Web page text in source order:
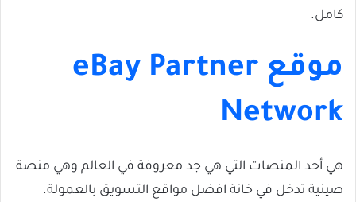
كامل.
موقع eBay Partner
Network
هي أحد المنصات التي هي جد معروفة في العالم وهي منصة
صينية تدخل في خانة افضل مواقع التسويق بالعمولة.